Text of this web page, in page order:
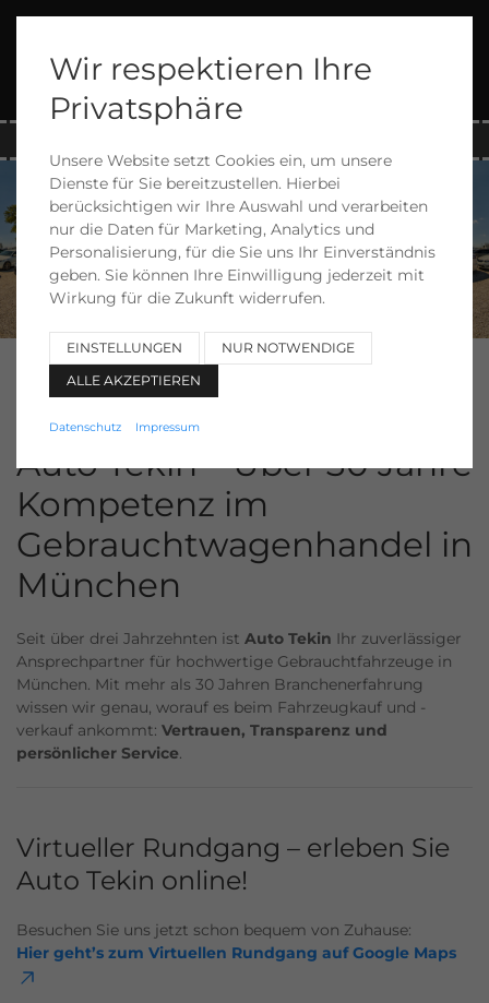
Menü
Auto Tekin – Über 30 Jahre
Kompetenz im
Gebrauchtwagenhandel in
München
Seit über drei Jahrzehnten ist Auto Tekin Ihr zuverlässiger
Ansprechpartner für hochwertige Gebrauchtfahrzeuge in
München. Mit mehr als 30 Jahren Branchenerfahrung
wissen wir genau, worauf es beim Fahrzeugkauf und -
verkauf ankommt: Vertrauen, Transparenz und
persönlicher Service.
Virtueller Rundgang – erleben Sie
Auto Tekin online!
Besuchen Sie uns jetzt schon bequem von Zuhause:
Hier geht’s zum Virtuellen Rundgang auf Google Maps
Wir respektieren Ihre
Privatsphäre
Unsere Website setzt Cookies ein, um unsere
Dienste für Sie bereitzustellen. Hierbei
berücksichtigen wir Ihre Auswahl und verarbeiten
nur die Daten für Marketing, Analytics und
Personalisierung, für die Sie uns Ihr Einverständnis
geben. Sie können Ihre Einwilligung jederzeit mit
Wirkung für die Zukunft widerrufen.
EINSTELLUNGEN
NUR NOTWENDIGE
ALLE AKZEPTIEREN
Datenschutz Impressum